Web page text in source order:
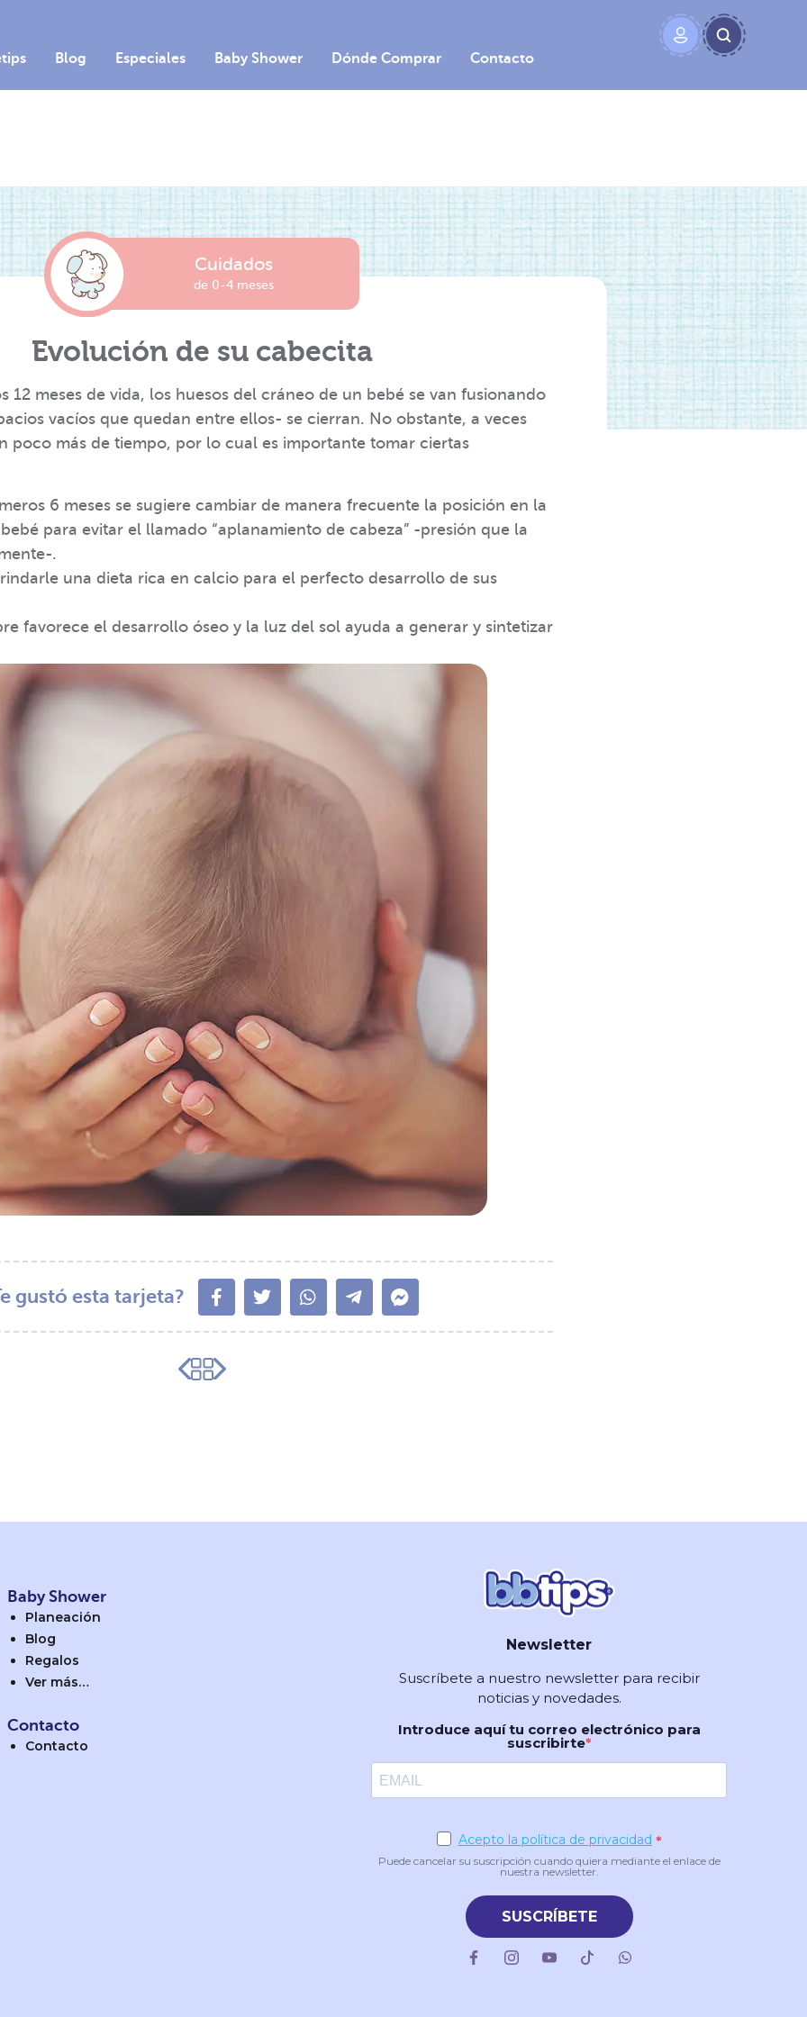
Blog Especiales Baby Shower Dónde Comprar Contacto
Cuidados
de 0-4 meses
Evolución de su cabecita
12 meses de vida, los huesos del cráneo de un bebé se van fusionando
vacíos que quedan entre ellos- se cierran. No obstante, a veces
poco más de tiempo, por lo cual es importante tomar ciertas
6 meses se sugiere cambiar de manera frecuente la posición en la
para evitar el llamado “aplanamiento de cabeza” -presión que la
.
una dieta rica en calcio para el perfecto desarrollo de sus
favorece el desarrollo óseo y la luz del sol ayuda a generar y sintetizar
gustó esta tarjeta?
Baby Shower
Planeación
Blog
Regalos
Ver más…
Contacto
Contacto
Newsletter
Suscríbete a nuestro newsletter para recibir
noticias y novedades.
Introduce aquí tu correo electrónico para
suscribirte
Acepto la política de privacidad
Puede cancelar su suscripción cuando quiera mediante el enlace de
nuestra newsletter.
SUSCRÍBETE